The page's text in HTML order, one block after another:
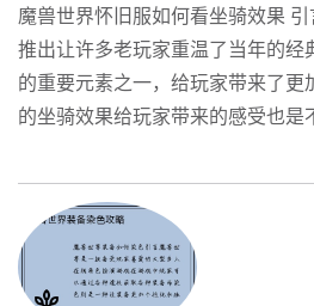
魔兽世界怀旧服如何看坐骑效果
推出让许多老玩家重温了当年的
的重要元素之一，给玩家带来了
的坐骑效果给玩家带来的感受也